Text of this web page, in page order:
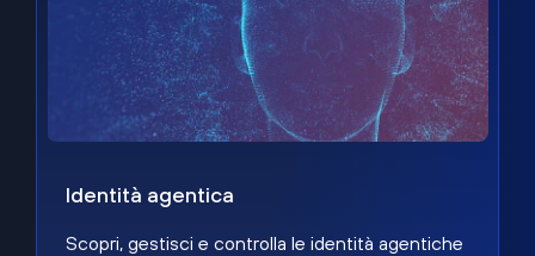
Identità agentica
Scopri, gestisci e controlla le identità agentiche